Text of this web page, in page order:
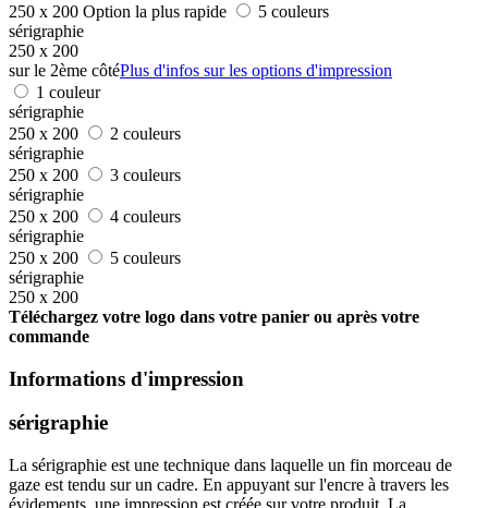
250 x 200 Option la plus rapide
5 couleurs
sérigraphie
250 x 200
sur le 2ème côtéPlus d'infos sur les options d'impression
1 couleur
sérigraphie
250 x 200
2 couleurs
sérigraphie
250 x 200
3 couleurs
sérigraphie
250 x 200
4 couleurs
sérigraphie
250 x 200
5 couleurs
sérigraphie
250 x 200
Téléchargez votre logo dans votre panier ou après votre
commande
Informations d'impression
sérigraphie
La sérigraphie est une technique dans laquelle un fin morceau de
gaze est tendu sur un cadre. En appuyant sur l'encre à travers les
évidements, une impression est créée sur votre produit. La